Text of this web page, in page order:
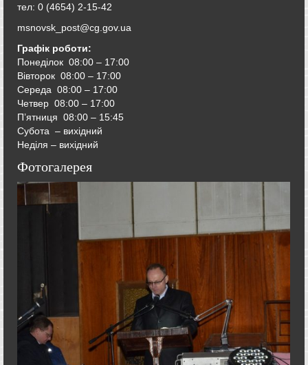
тел: 0 (4654) 2-15-42
msnovsk_post@cg.gov.ua
Графік роботи:
Понеділок 08:00 – 17:00
Вівторок 08:00 – 17:00
Середа 08:00 – 17:00
Четвер 08:00 – 17:00
П’ятниця 08:00 – 15:45
Субота – вихідний
Неділя – вихідний
Фотогалерея